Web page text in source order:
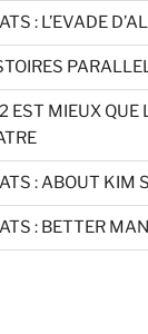
: L’EVADE
EST MIEUX QUE
: ABOUT KIM
: BETTER MAN